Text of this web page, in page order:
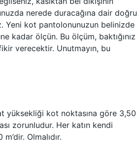
nerede duracağına dair doğru
Yeni kot pantolonunuzun belinizde
kadar ölçün. Bu ölçüm, baktığınız
verecektir. Unutmayın, bu
yüksekliği kot noktasına göre 3,50
zorunludur. Her katın kendi
Olmalıdır.